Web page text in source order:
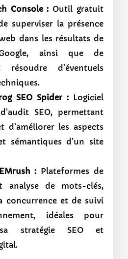
Console : Outil gratuit
superviser la présence
dans les résultats de
ainsi que de
d’éventuels
SEO Spider : Logiciel
SEO, permettant
d’améliorer les aspects
sémantiques d’un site
: Plateformes de
analyse de mots-clés,
concurrence et de suivi
idéales pour
stratégie SEO et